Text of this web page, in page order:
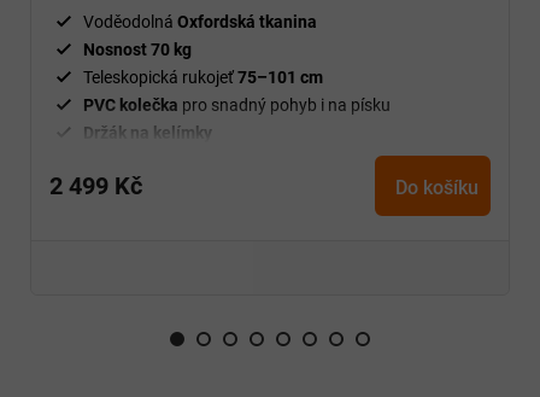
Voděodolná Oxfordská tkanina
Nosnost 70 kg
Teleskopická rukojeť75–101 cm
PVC kolečka pro snadný pohyb i na písku
Držák na kelímky
Rozměr vozíku
2 499 Kč Do košíku